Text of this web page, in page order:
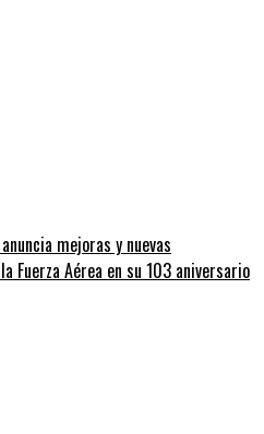
mejoras y nuevas
Fuerza Aérea en su 103 aniversario